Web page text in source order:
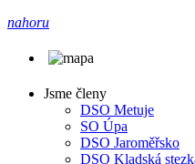
nahoru
Jsme členy
DSO Metuje
SO Úpa
DSO Jaroměřsko
DSO Kladská